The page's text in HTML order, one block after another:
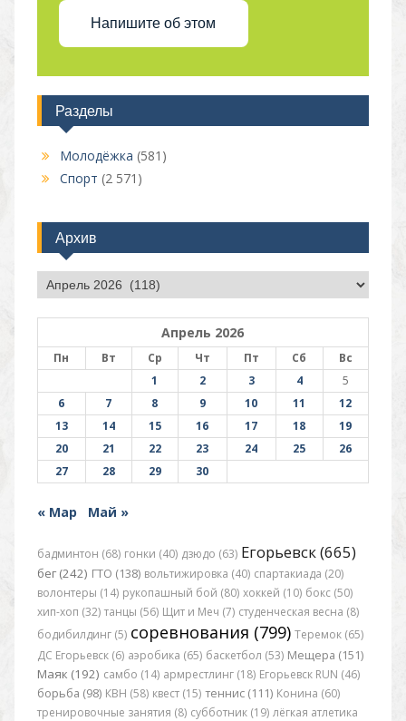
Напишите об этом
Разделы
Молодёжка (581)
Спорт (2 571)
Архив
Архив
Апрель 2026
Пн Вт Ср Чт Пт Сб
Вс
1
2 3 4
5
6
7 8 9 10 11
12
13
14 15 16 17 18
19
20
21 22 23 24 25
26
27
28 29 30
« Мар Май »
бадминтон (68) гонки (40) дзюдо (63) Егорьевск (665)
бег (242) ГТО (138) вольтижировка (40) спартакиада (20)
волонтеры (14) рукопашный бой (80) хоккей (10) бокс (50)
хип-хоп (32) танцы (56) Щит и Меч (7) студенческая весна (8)
бодибилдинг (5) соревнования (799) Теремок (65)
ДС Егорьевск (6) аэробика (65) баскетбол (53) Мещера (151)
Маяк (192) самбо (14) армрестлинг (18) Егорьевск RUN (46)
борьба (98) КВН (58) квест (15) теннис (111) Конина (60)
тренировочные занятия (8) субботник (19) лёгкая атлетика